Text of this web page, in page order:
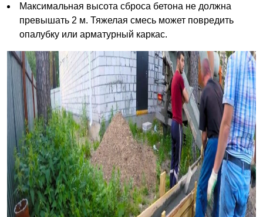
Максимальная высота сброса бетона не должна
превышать 2 м. Тяжелая смесь может повредить
опалубку или арматурный каркас.